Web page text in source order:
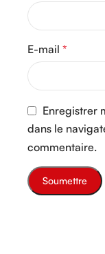
E-mail *
Enregistrer
dans le
commentaire.